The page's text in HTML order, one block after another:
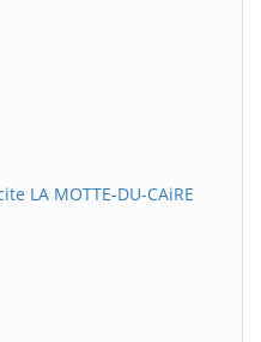
LA MOTTE-DU-CAiRE